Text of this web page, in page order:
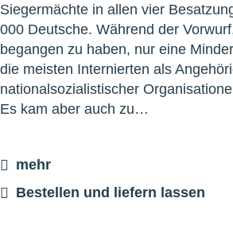
Siegermächte in allen vier
000 Deutsche. Während der
begangen zu haben, nur eine
die meisten Internierten als
nationalsozialistischer
Es kam aber auch zu…
mehr
Bestellen und liefern lassen